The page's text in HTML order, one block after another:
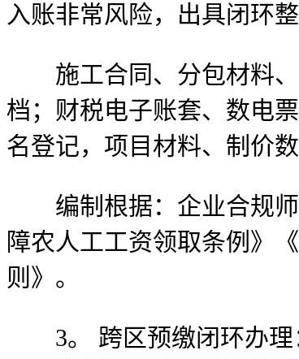
入账非常风险，出具闭环
施工合同、分包材料、
档；财税电子账套、数电
名登记，项目材料、制价数
编制根据：企业合规师
障农人工工资领取条例》
则》。
3。 跨区预缴闭环办理